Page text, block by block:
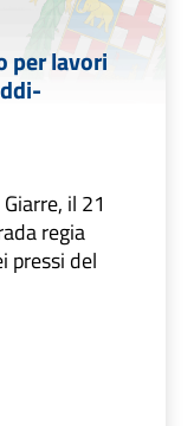
per lavori
il 21
regia
pressi del